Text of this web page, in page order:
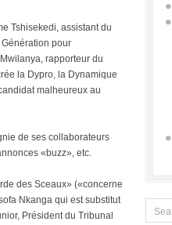
Tshisekedi, assistant du
pour
rapporteur du
la Dypro, la Dynamique
malheureux au
de ses collaborateurs
«buzz», etc.
des Sceaux» («concerne
Nkanga qui est substitut
Président du Tribunal